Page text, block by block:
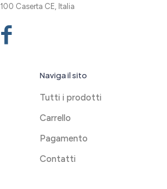
Caserta CE, Italia
Naviga il sito
Tutti i prodotti
Carrello
Pagamento
Contatti